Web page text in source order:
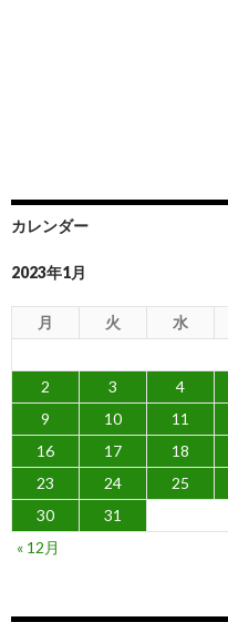
カレンダー
2023年1月
月 火 水
2
3 4
9
10 11
16
17 18
23
24 25
30
31
« 12月